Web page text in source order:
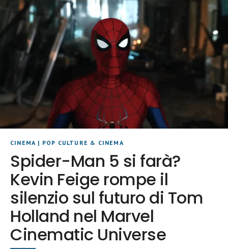
CINEMA | POP CULTURE & CINEMA
Spider-Man 5 si farà?
Kevin Feige rompe il
silenzio sul futuro di Tom
Holland nel Marvel
Cinematic Universe